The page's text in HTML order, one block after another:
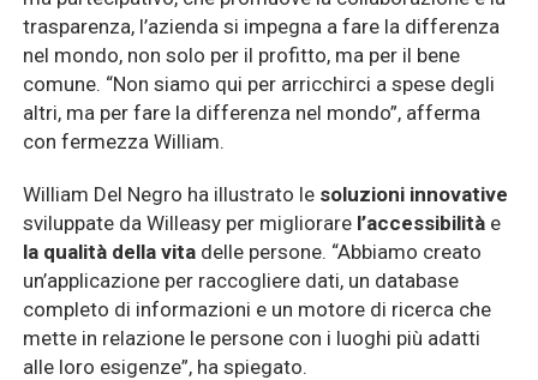
trasparenza, l’azienda si impegna a fare la differenza
nel mondo, non solo per il profitto, ma per il bene
comune. “Non siamo qui per arricchirci a spese degli
altri, ma per fare la differenza nel mondo”, afferma
con fermezza William.
William Del Negro ha illustrato le soluzioni innovative
sviluppate da Willeasy per migliorare l’accessibilità e
la qualità della vita delle persone. “Abbiamo creato
un’applicazione per raccogliere dati, un database
completo di informazioni e un motore di ricerca che
mette in relazione le persone con i luoghi più adatti
alle loro esigenze”, ha spiegato.